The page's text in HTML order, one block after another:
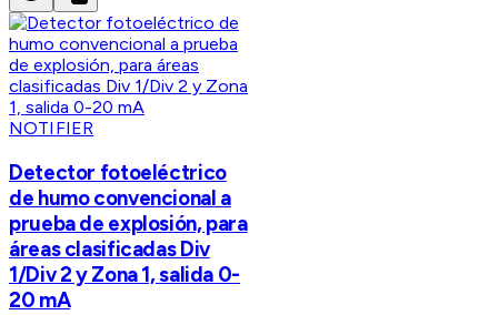
NOTIFIER
Detector fotoeléctrico
de humo convencional a
prueba de explosión, para
áreas clasificadas Div
1/Div 2 y Zona 1, salida 0-
20 mA